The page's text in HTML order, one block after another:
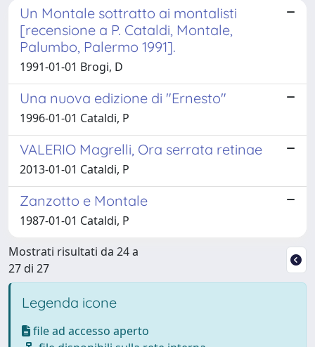
Un Montale sottratto ai montalisti
[recensione a P. Cataldi, Montale,
Palumbo, Palermo 1991].
1991-01-01 Brogi, D
Una nuova edizione di "Ernesto"
1996-01-01 Cataldi, P
VALERIO Magrelli, Ora serrata retinae
2013-01-01 Cataldi, P
Zanzotto e Montale
1987-01-01 Cataldi, P
Mostrati risultati da 24 a
27 di 27
Legenda icone
file ad accesso aperto